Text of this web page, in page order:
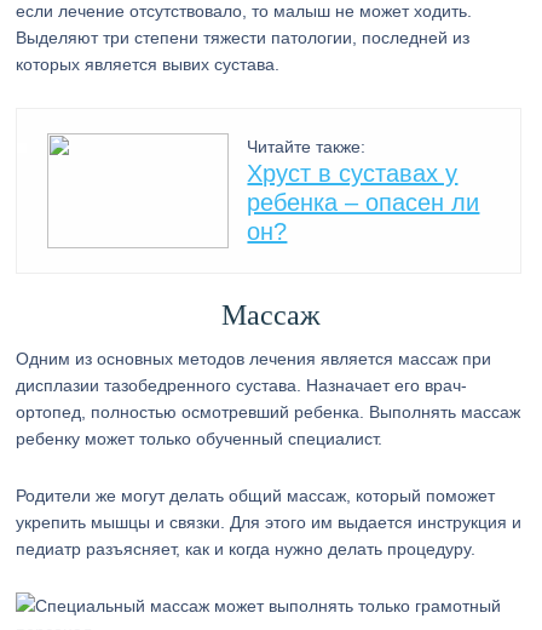
если лечение отсутствовало, то малыш не может ходить.
Выделяют три степени тяжести патологии, последней из
которых является вывих сустава.
Читайте также:
Хруст в суставах у
ребенка – опасен ли
он?
Массаж
Одним из основных методов лечения является массаж при
дисплазии тазобедренного сустава. Назначает его врач-
ортопед, полностью осмотревший ребенка. Выполнять массаж
ребенку может только обученный специалист.
Родители же могут делать общий массаж, который поможет
укрепить мышцы и связки. Для этого им выдается инструкция и
педиатр разъясняет, как и когда нужно делать процедуру.